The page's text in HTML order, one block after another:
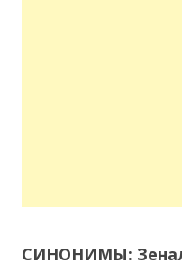
СИНОНИМЫ: